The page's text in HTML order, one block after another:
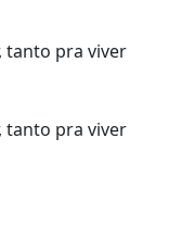
tanto pra viver
tanto pra viver